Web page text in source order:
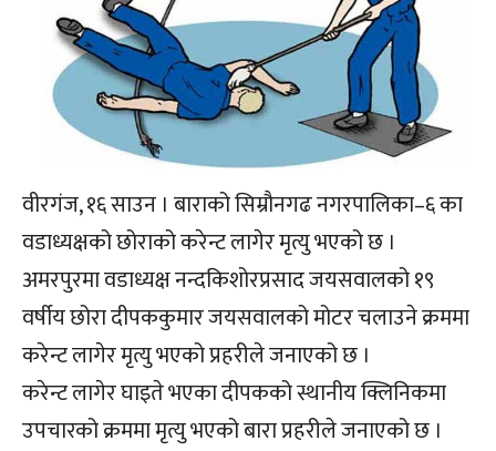
वीरगंज, १६ साउन । बाराको सिम्रौनगढ नगरपालिका–६ का
वडाध्यक्षको छोराको करेन्ट लागेर मृत्यु भएको छ ।
अमरपुरमा वडाध्यक्ष नन्दकिशोरप्रसाद जयसवालको १९
वर्षीय छोरा दीपककुमार जयसवालको मोटर चलाउने क्रममा
करेन्ट लागेर मृत्यु भएको प्रहरीले जनाएको छ ।
करेन्ट लागेर घाइते भएका दीपकको स्थानीय क्लिनिकमा
उपचारको क्रममा मृत्यु भएको बारा प्रहरीले जनाएको छ ।